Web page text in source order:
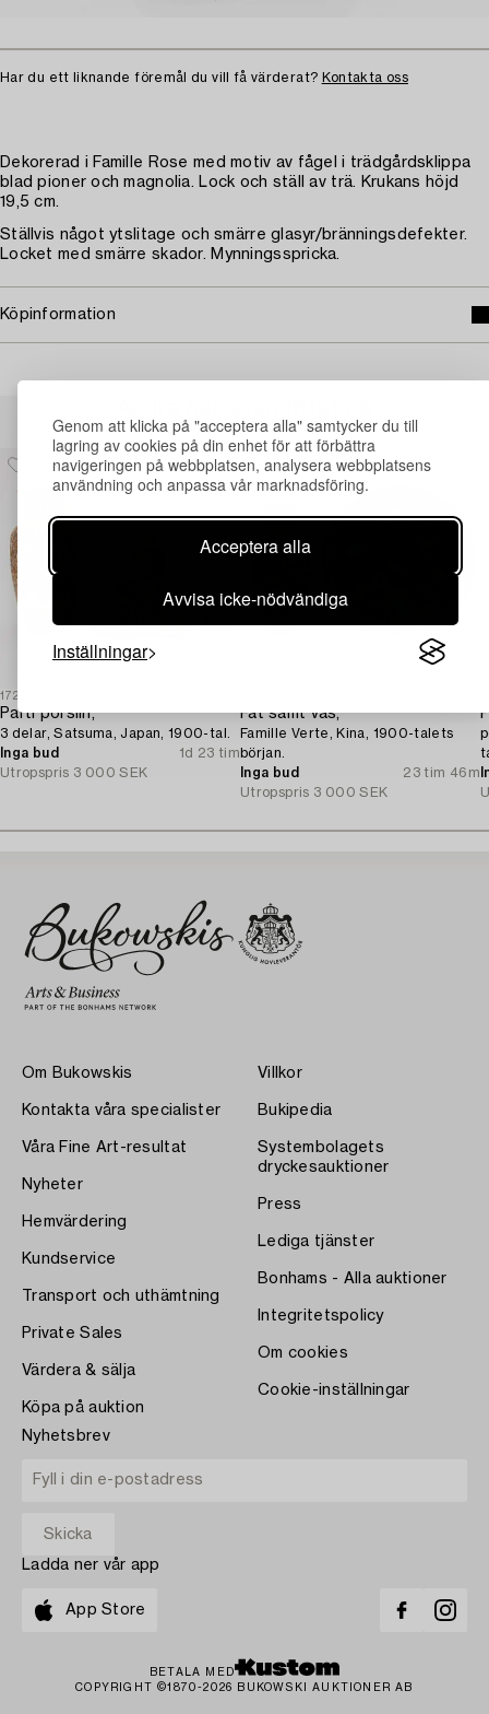
Genom att klicka på "acceptera alla" samtycker du till
lagring av cookies på din enhet för att förbättra
navigeringen på webbplatsen, analysera webbplatsens
användning och anpassa vår marknadsföring.
Acceptera alla
Avvisa icke-nödvändiga
Inställningar
Har du ett liknande föremål du vill få värderat? Kontakta oss
Dekorerad i Famille Rose med motiv av fågel i trädgårdsklippa
blad pioner och magnolia. Lock och ställ av trä. Krukans höjd
19,5 cm.
Ställvis något ytslitage och smärre glasyr/bränningsdefekter.
Locket med smärre skador. Mynningsspricka.
Köpinformation
1729482
Parti porslin,
3 delar, Satsuma, Japan, 1900-tal.
Inga bud
1d 23 tim
Utropspris 3 000 SEK
Fat samt vas,
Famille Verte, Kina, 1900-talets
början.
Inga bud
23 tim 46m
Utropspris 3 000 SEK
Om Bukowskis
Kontakta våra specialister
Våra Fine Art-resultat
Nyheter
Hemvärdering
Kundservice
Transport och uthämtning
Private Sales
Värdera & sälja
Köpa på auktion
Villkor
Bukipedia
Systembolagets
dryckesauktioner
Press
Lediga tjänster
Bonhams - Alla auktioner
Integritetspolicy
Om cookies
Cookie-inställningar
Nyhetsbrev
Ladda ner vår app
App Store
BETALA MED
COPYRIGHT ©1870-2026 BUKOWSKI AUKTIONER AB